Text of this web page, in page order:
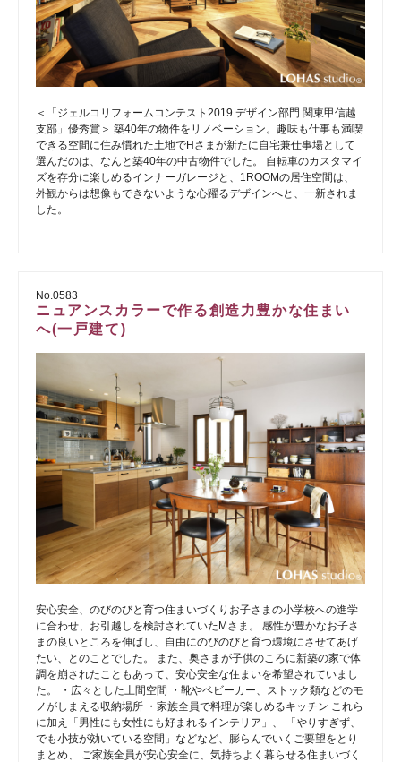
＜「ジェルコリフォームコンテスト2019 デザイン部門 関東甲信越
支部」優秀賞＞ 築40年の物件をリノベーション。趣味も仕事も満喫
できる空間に住み慣れた土地でHさまが新たに自宅兼仕事場として
選んだのは、なんと築40年の中古物件でした。 自転車のカスタマイ
ズを存分に楽しめるインナーガレージと、1ROOMの居住空間は、
外観からは想像もできないような心躍るデザインへと、一新されま
した。
No.0583
ニュアンスカラーで作る創造力豊かな住まい
へ(一戸建て)
安心安全、のびのびと育つ住まいづくりお子さまの小学校への進学
に合わせ、お引越しを検討されていたMさま。 感性が豊かなお子さ
まの良いところを伸ばし、自由にのびのびと育つ環境にさせてあげ
たい、とのことでした。 また、奥さまが子供のころに新築の家で体
調を崩されたこともあって、安心安全な住まいを希望されていまし
た。 ・広々とした土間空間 ・靴やベビーカー、ストック類などのモ
ノがしまえる収納場所 ・家族全員で料理が楽しめるキッチン これら
に加え「男性にも女性にも好まれるインテリア」、 「やりすぎず、
でも小技が効いている空間」などなど、膨らんでいくご要望をとり
まとめ、 ご家族全員が安心安全に、気持ちよく暮らせる住まいづく